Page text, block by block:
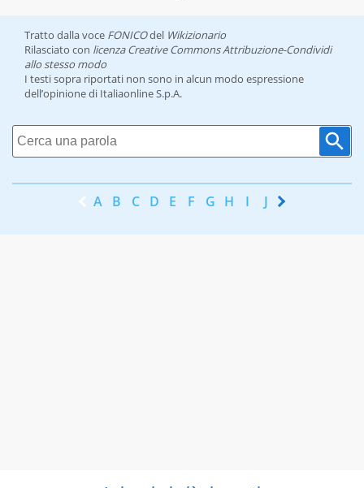
Tratto dalla voce FONICOdel Wikizionario
Rilasciato con licenza Creative Commons Attribuzione-Condividi
allo stesso modo
I testi sopra riportati non sono in alcun modo espressione
dell’opinione di Italiaonline S.p.A.
A B C D E F G H I J K